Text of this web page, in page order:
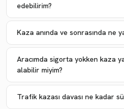
edebilirim?
Kaza anında ve sonrasında ne
Aracımda sigorta yokken kaza
alabilir miyim?
Trafik kazası davası ne kadar